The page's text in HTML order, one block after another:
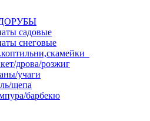
садовые
снеговые
дрова/розжиг
учаги
щепа
барбекю